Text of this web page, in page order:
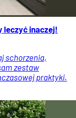
leczyć inaczej!
schorzenia,
zestaw
praktyki.